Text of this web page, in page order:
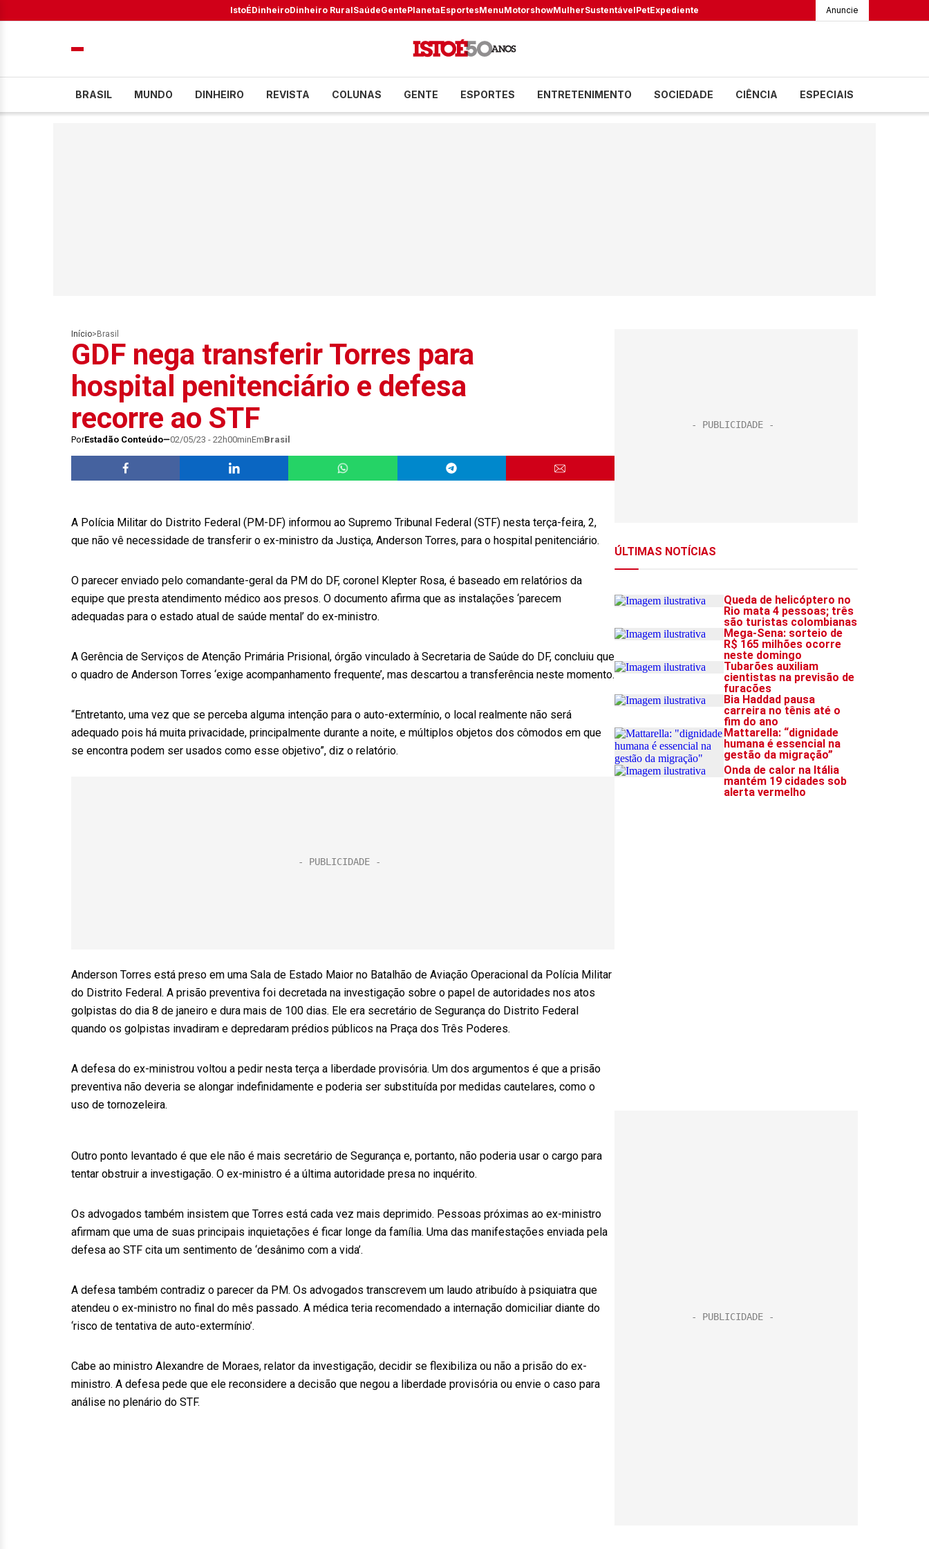
IstoÉDinheiroDinheiro RuralSaúdeGentePlanetaEsportesMenuMotorshowMulherSustentávelPetExpediente Anuncie
BRASIL MUNDO DINHEIRO REVISTA COLUNAS GENTE ESPORTES ENTRETENIMENTO SOCIEDADE CIÊNCIA ESPECIAIS
Início> Brasil
GDF nega transferir Torres para
hospital penitenciário e defesa
recorre ao STF
PorEstadão Conteúdo 02/05/23 - 22h00minEmBrasil
A Polícia Militar do Distrito Federal (PM-DF) informou ao Supremo Tribunal Federal (STF) nesta terça-feira, 2,
que não vê necessidade de transferir o ex-ministro da Justiça, Anderson Torres, para o hospital penitenciário.
O parecer enviado pelo comandante-geral da PM do DF, coronel Klepter Rosa, é baseado em relatórios da
equipe que presta atendimento médico aos presos. O documento afirma que as instalações ‘parecem
adequadas para o estado atual de saúde mental’ do ex-ministro.
A Gerência de Serviços de Atenção Primária Prisional, órgão vinculado à Secretaria de Saúde do DF, concluiu que
o quadro de Anderson Torres ‘exige acompanhamento frequente’, mas descartou a transferência neste momento.
“Entretanto, uma vez que se perceba alguma intenção para o auto-extermínio, o local realmente não será
adequado pois há muita privacidade, principalmente durante a noite, e múltiplos objetos dos cômodos em que
se encontra podem ser usados como esse objetivo”, diz o relatório.
Anderson Torres está preso em uma Sala de Estado Maior no Batalhão de Aviação Operacional da Polícia Militar
do Distrito Federal. A prisão preventiva foi decretada na investigação sobre o papel de autoridades nos atos
golpistas do dia 8 de janeiro e dura mais de 100 dias. Ele era secretário de Segurança do Distrito Federal
quando os golpistas invadiram e depredaram prédios públicos na Praça dos Três Poderes.
A defesa do ex-ministrou voltou a pedir nesta terça a liberdade provisória. Um dos argumentos é que a prisão
preventiva não deveria se alongar indefinidamente e poderia ser substituída por medidas cautelares, como o
uso de tornozeleira.
Outro ponto levantado é que ele não é mais secretário de Segurança e, portanto, não poderia usar o cargo para
tentar obstruir a investigação. O ex-ministro é a última autoridade presa no inquérito.
Os advogados também insistem que Torres está cada vez mais deprimido. Pessoas próximas ao ex-ministro
afirmam que uma de suas principais inquietações é ficar longe da família. Uma das manifestações enviada pela
defesa ao STF cita um sentimento de ‘desânimo com a vida’.
A defesa também contradiz o parecer da PM. Os advogados transcrevem um laudo atribuído à psiquiatra que
atendeu o ex-ministro no final do mês passado. A médica teria recomendado a internação domiciliar diante do
‘risco de tentativa de auto-extermínio’.
Cabe ao ministro Alexandre de Moraes, relator da investigação, decidir se flexibiliza ou não a prisão do ex-
ministro. A defesa pede que ele reconsidere a decisão que negou a liberdade provisória ou envie o caso para
análise no plenário do STF.